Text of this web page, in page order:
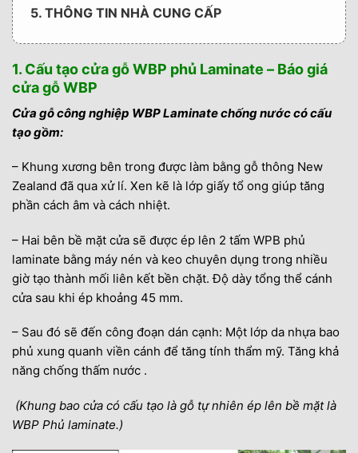
5. THÔNG TIN NHÀ CUNG CẤP
1. Cấu tạo cửa gỗ WBP phủ Laminate – Báo giá
cửa gỗ WBP
Cửa gỗ công nghiệp WBP Laminate chống nước có cấu
tạo gồm:
– Khung xương bên trong được làm bằng gỗ thông New
Zealand đã qua xử lí. Xen kẽ là lớp giấy tổ ong giúp tăng
phần cách âm và cách nhiệt.
– Hai bên bề mặt cửa sẽ được ép lên 2 tấm WPB phủ
laminate bằng máy nén và keo chuyên dụng trong nhiều
giờ tạo thành mối liên kết bền chặt. Độ dày tổng thể cánh
cửa sau khi ép khoảng 45 mm.
– Sau đó sẽ đến công đoạn dán cạnh: Một lớp da nhựa bao
phủ xung quanh viền cánh để tăng tính thẩm mỹ. Tăng khả
năng chống thấm nước .
(Khung bao cửa có cấu tạo là gỗ tự nhiên ép lên bề mặt là
WBP Phủ laminate.)